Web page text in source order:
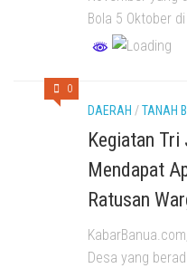
Bola 5 Oktober di
0
DAERAH /TANAH
Kegiatan
Mendapat
Ratusan
Desa yang